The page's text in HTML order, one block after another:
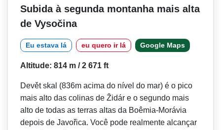
Subida à segunda montanha mais alta
de Vysočina
Eu estava lá eu quero ir lá Google Maps
Altitude: 814 m / 2 671 ft
Devět skal (836m acima do nível do mar) é o pico
mais alto das colinas de Židár e o segundo mais
alto de todas as terras altas da Boêmia-Morávia
depois de Javořica. Você pode realmente alcançar